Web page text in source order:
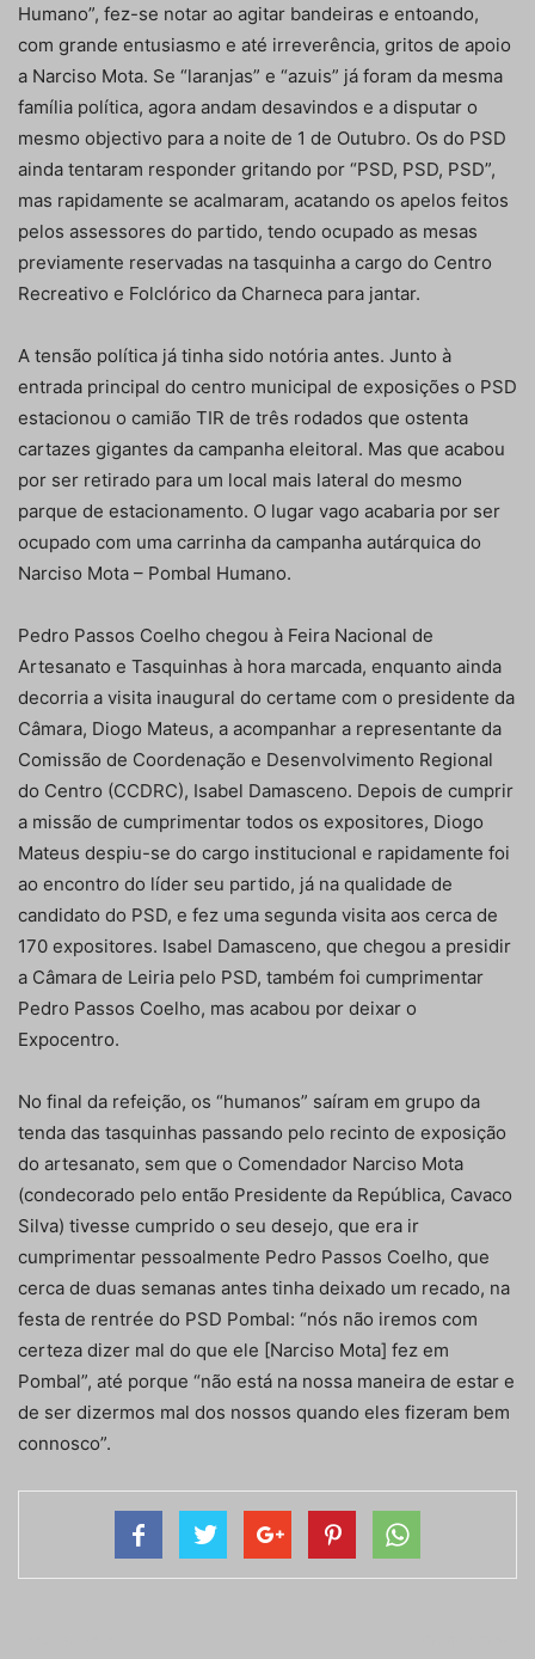
Humano”, fez-se notar ao agitar bandeiras e entoando,
com grande entusiasmo e até irreverência, gritos de apoio
a Narciso Mota. Se “laranjas” e “azuis” já foram da mesma
família política, agora andam desavindos e a disputar o
mesmo objectivo para a noite de 1 de Outubro. Os do PSD
ainda tentaram responder gritando por “PSD, PSD, PSD”,
mas rapidamente se acalmaram, acatando os apelos feitos
pelos assessores do partido, tendo ocupado as mesas
previamente reservadas na tasquinha a cargo do Centro
Recreativo e Folclórico da Charneca para jantar.
A tensão política já tinha sido notória antes. Junto à
entrada principal do centro municipal de exposições o PSD
estacionou o camião TIR de três rodados que ostenta
cartazes gigantes da campanha eleitoral. Mas que acabou
por ser retirado para um local mais lateral do mesmo
parque de estacionamento. O lugar vago acabaria por ser
ocupado com uma carrinha da campanha autárquica do
Narciso Mota – Pombal Humano.
Pedro Passos Coelho chegou à Feira Nacional de
Artesanato e Tasquinhas à hora marcada, enquanto ainda
decorria a visita inaugural do certame com o presidente da
Câmara, Diogo Mateus, a acompanhar a representante da
Comissão de Coordenação e Desenvolvimento Regional
do Centro (CCDRC), Isabel Damasceno. Depois de cumprir
a missão de cumprimentar todos os expositores, Diogo
Mateus despiu-se do cargo institucional e rapidamente foi
ao encontro do líder seu partido, já na qualidade de
candidato do PSD, e fez uma segunda visita aos cerca de
170 expositores. Isabel Damasceno, que chegou a presidir
a Câmara de Leiria pelo PSD, também foi cumprimentar
Pedro Passos Coelho, mas acabou por deixar o
Expocentro.
No final da refeição, os “humanos” saíram em grupo da
tenda das tasquinhas passando pelo recinto de exposição
do artesanato, sem que o Comendador Narciso Mota
(condecorado pelo então Presidente da República, Cavaco
Silva) tivesse cumprido o seu desejo, que era ir
cumprimentar pessoalmente Pedro Passos Coelho, que
cerca de duas semanas antes tinha deixado um recado, na
festa de rentrée do PSD Pombal: “nós não iremos com
certeza dizer mal do que ele [Narciso Mota] fez em
Pombal”, até porque “não está na nossa maneira de estar e
de ser dizermos mal dos nossos quando eles fizeram bem
connosco”.